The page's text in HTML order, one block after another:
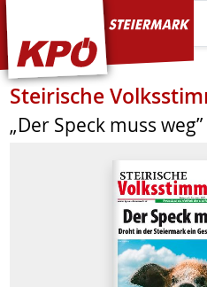
KPÖ Steiermark
Steirische
„Der Speck muss weg”